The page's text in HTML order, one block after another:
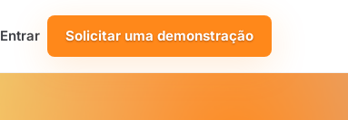
Entrar Solicitar uma demonstração